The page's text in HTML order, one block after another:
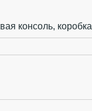
консоль, коробка